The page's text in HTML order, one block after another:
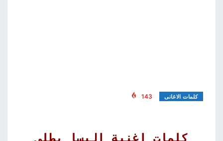
كلمات الاغانى 143